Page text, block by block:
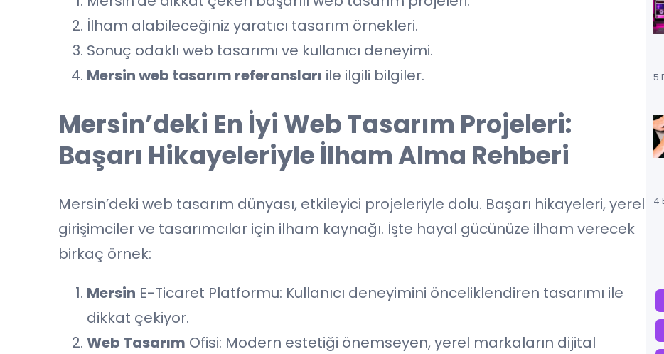
İlham alabileceğiniz yaratıcı tasarım örnekleri.
Sonuç odaklı web tasarımı ve kullanıcı deneyimi.
Mersin web tasarım referansları ile ilgili bilgiler.
Mersin’deki En İyi Web Tasarım Projeleri:
Başarı Hikayeleriyle İlham Alma Rehberi
Mersin’deki web tasarım dünyası, etkileyici projeleriyle dolu. Başarı hikayeleri, yerel
girişimciler ve tasarımcılar için ilham kaynağı. İşte hayal gücünüze ilham verecek
birkaç örnek:
Mersin E-Ticaret Platformu: Kullanıcı deneyimini önceliklendiren tasarımı ile
dikkat çekiyor.
Web Tasarım Ofisi: Modern estetiği önemseyen, yerel markaların dijital
5
4